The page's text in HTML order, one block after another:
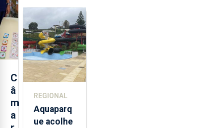
C
â
m
a
de
alimentos
entre
2021 e
2025 nos
Açores
REGIONAL
Aquaparq
ue acolhe